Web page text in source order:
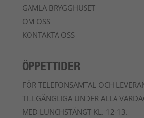
GAMLA BRYGGHUSET
OM OSS
KONTAKTA OSS
ÖPPETTIDER
FÖR TELEFONSAMTAL OCH
TILLGÄNGLIGA UNDER ALLA
MED LUNCHSTÄNGT KL. 12-13.